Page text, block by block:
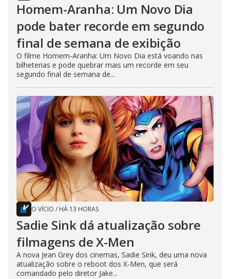
Homem-Aranha: Um Novo Dia
pode bater recorde em segundo
final de semana de exibição
O filme Homem-Aranha: Um Novo Dia está voando nas
bilheterias e pode quebrar mais um recorde em seu
segundo final de semana de...
O VÍCIO / HÁ 13 HORAS
Sadie Sink dá atualização sobre
filmagens de X-Men
A nova Jean Grey dos cinemas, Sadie Sink, deu uma nova
atualização sobre o reboot dos X-Men, que será
comandado pelo diretor Jake...